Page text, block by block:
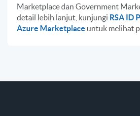
Marketplace dan Government
detail lebih lanjut, kunjungi RSA ID
Azure Marketplace untuk melihat